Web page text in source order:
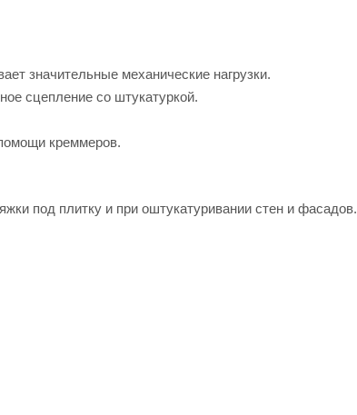
значительные механические нагрузки.
сцепление со штукатуркой.
креммеров.
под плитку и при оштукатуривании стен и фасадов.